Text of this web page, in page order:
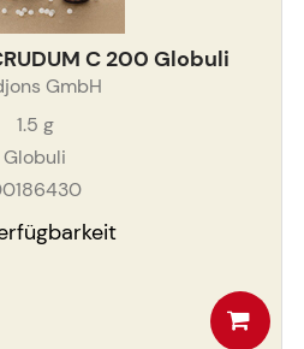
C 200 Globuli
GmbH
1.5 g
Globuli